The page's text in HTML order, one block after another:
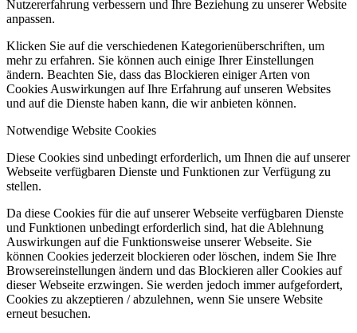
Nutzererfahrung verbessern und Ihre Beziehung zu unserer Website
anpassen.
Klicken Sie auf die verschiedenen Kategorienüberschriften, um
mehr zu erfahren. Sie können auch einige Ihrer Einstellungen
ändern. Beachten Sie, dass das Blockieren einiger Arten von
Cookies Auswirkungen auf Ihre Erfahrung auf unseren Websites
und auf die Dienste haben kann, die wir anbieten können.
Notwendige Website Cookies
Diese Cookies sind unbedingt erforderlich, um Ihnen die auf unserer
Webseite verfügbaren Dienste und Funktionen zur Verfügung zu
stellen.
Da diese Cookies für die auf unserer Webseite verfügbaren Dienste
und Funktionen unbedingt erforderlich sind, hat die Ablehnung
Auswirkungen auf die Funktionsweise unserer Webseite. Sie
können Cookies jederzeit blockieren oder löschen, indem Sie Ihre
Browsereinstellungen ändern und das Blockieren aller Cookies auf
dieser Webseite erzwingen. Sie werden jedoch immer aufgefordert,
Cookies zu akzeptieren / abzulehnen, wenn Sie unsere Website
erneut besuchen.